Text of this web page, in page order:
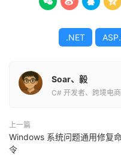
.NET
Soar、毅
C# 开发者、跨境电商
上一篇
Windows 系统问题通用修复
令